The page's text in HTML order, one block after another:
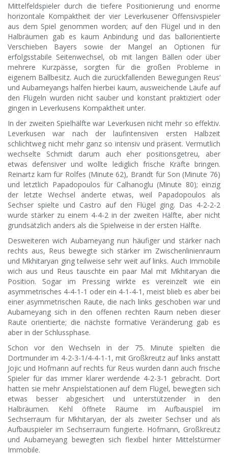
Mittelfeldspieler durch die tiefere Positionierung und enorme
horizontale Kompaktheit der vier Leverkusener Offensivspieler
aus dem Spiel genommen worden; auf den Flügel und in den
Halbräumen gab es kaum Anbindung und das ballorientierte
Verschieben Bayers sowie der Mangel an Optionen für
erfolgsstabile Seitenwechsel, ob mit langen Bällen oder über
mehrere Kurzpässe, sorgten für die großen Probleme in
eigenem Ballbesitz. Auch die zurückfallenden Bewegungen Reus‘
und Aubameyangs halfen hierbei kaum, ausweichende Läufe auf
den Flügeln wurden nicht sauber und konstant praktiziert oder
gingen in Leverkusens Kompaktheit unter.
In der zweiten Spielhälfte war Leverkusen nicht mehr so effektiv.
Leverkusen war nach der laufintensiven ersten Halbzeit
schlichtweg nicht mehr ganz so intensiv und präsent. Vermutlich
wechselte Schmidt darum auch eher positionsgetreu, aber
etwas defensiver und wollte lediglich frische Kräfte bringen.
Reinartz kam für Rolfes (Minute 62), Brandt für Son (Minute 76)
und letztlich Papadopoulos für Calhanoglu (Minute 80); einzig
der letzte Wechsel änderte etwas, weil Papadopoulos als
Sechser spielte und Castro auf den Flügel ging. Das 4-2-2-2
wurde stärker zu einem 4-4-2 in der zweiten Hälfte, aber nicht
grundsätzlich anders als die Spielweise in der ersten Hälfte.
Desweiteren wich Aubameyang nun häufiger und stärker nach
rechts aus, Reus bewegte sich stärker im Zwischenlinienraum
und Mkhitaryan ging teilweise sehr weit auf links. Auch Immobile
wich aus und Reus tauschte ein paar Mal mit Mkhitaryan die
Position. Sogar im Pressing wirkte es vereinzelt wie ein
asymmetrisches 4-4-1-1 oder ein 4-1-4-1, meist blieb es aber bei
einer asymmetrischen Raute, die nach links geschoben war und
Aubameyang sich in den offenen rechten Raum neben dieser
Raute orientierte; die nächste formative Veränderung gab es
aber in der Schlussphase.
Schon vor den Wechseln in der 75. Minute spielten die
Dortmunder im 4-2-3-1/4-4-1-1, mit Großkreutz auf links anstatt
Jojic und Hofmann auf rechts für Reus wurden dann auch frische
Spieler für das immer klarer werdende 4-2-3-1 gebracht. Dort
hatten sie mehr Anspielstationen auf dem Flügel, bewegten sich
etwas besser abgesichert und unterstützender in den
Halbräumen. Kehl öffnete Räume im Aufbauspiel im
Sechserraum für Mkhitaryan, der als zweiter Sechser und als
Aufbauspieler im Sechserraum fungierte. Hofmann, Großkreutz
und Aubameyang bewegten sich flexibel hinter Mittelstürmer
Immobile.